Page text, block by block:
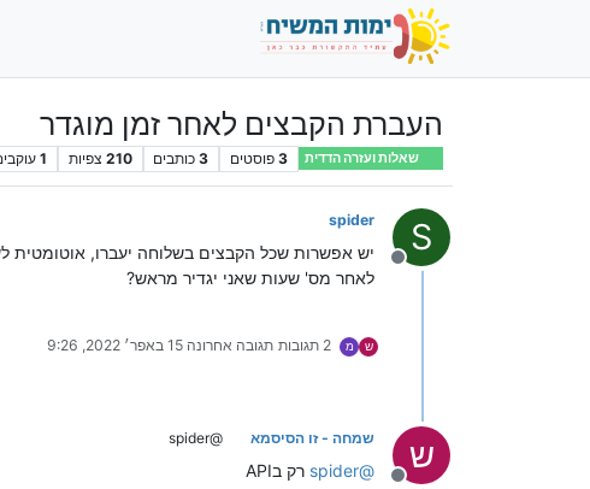
העברת הקבצים לאחר זמן מוגדר
שאלות ועזרה הדדית 3 פוסטים 3 כותבים 210 צפיות 1
S
מנותק
spider
יש אפשרות שכל הקבצים בשלוחה יעברו, אוטומטית
לאחר מס' שעות שאני יגדיר מראש?
ש מ 2 תגובות תגובה אחרונה 15 באפר׳ 2022, 9:26
ש שמחה - זו הסיסמא @spider
@
spider רק בAPI